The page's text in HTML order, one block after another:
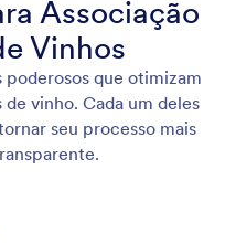
Associação
Vinhos
que otimizam
vinho. Cada um deles
seu processo mais